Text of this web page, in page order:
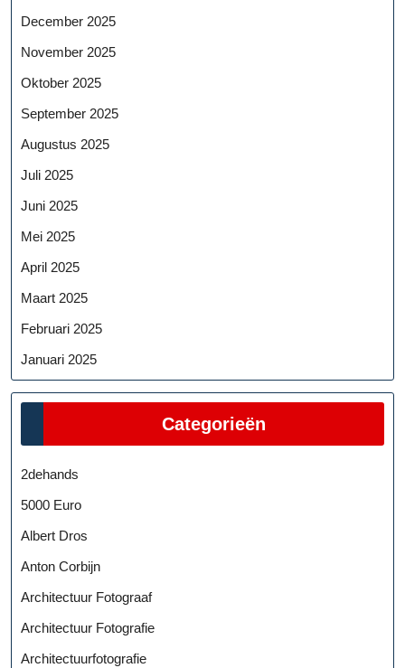
December 2025
November 2025
Oktober 2025
September 2025
Augustus 2025
Juli 2025
Juni 2025
Mei 2025
April 2025
Maart 2025
Februari 2025
Januari 2025
Categorieën
2dehands
5000 Euro
Albert Dros
Anton Corbijn
Architectuur Fotograaf
Architectuur Fotografie
Architectuurfotografie